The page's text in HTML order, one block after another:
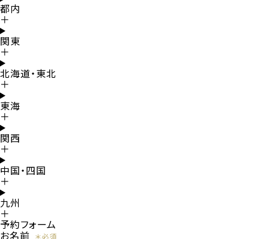
都内
＋
関東
＋
北海道・東北
＋
東海
＋
関西
＋
中国・四国
＋
九州
＋
予約フォーム
お名前